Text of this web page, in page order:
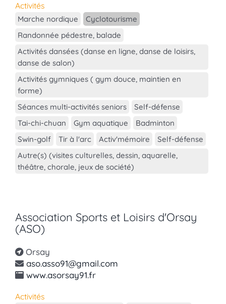
Activités
Marche nordique
Cyclotourisme
Randonnée pédestre, balade
Activités dansées (danse en ligne, danse de loisirs,
danse de salon)
Activités gymniques ( gym douce, maintien en
forme)
Séances multi-activités seniors
Self-défense
Tai-chi-chuan
Gym aquatique
Badminton
Swin-golf
Tir à l'arc Activ'mémoire
Self-défense
Autre(s) (visites culturelles, dessin, aquarelle,
théâtre, chorale, jeux de société)
Association Sports et Loisirs d'Orsay
(ASO)
Orsay
aso.asso91@gmail.com
www.asorsay91.fr
Activités